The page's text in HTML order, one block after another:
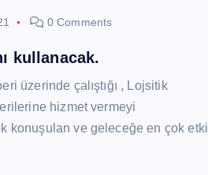
0 Comments
kullanacak.
üzerinde çalıştığı , Lojsitik
hizmet vermeyi
konuşulan ve geleceğe en çok etki